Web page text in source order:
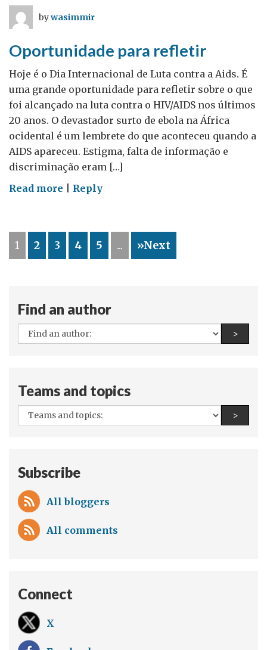
blog
por
Mariana
Almeida
bywasimmir
Oportunidade para refletir
Hoje é o Dia Internacional de Luta contra a Aids. É
uma grande oportunidade para refletir sobre o que
foi alcançado na luta contra o HIV/AIDS nos últimos
20 anos. O devastador surto de ebola na África
ocidental é um lembrete do que aconteceu quando a
AIDS apareceu. Estigma, falta de informação e
discriminação eram […]
Read more on
refletir
Reply
1 2 3 4 5 ... »Next
Find an author
All
authors:
>Find
Teams and topics
All
teams
>Find
Subscribe
All bloggers
All comments
Connect
X